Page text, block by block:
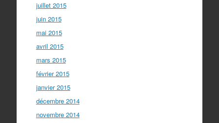
juillet 2015
juin 2015
mai 2015
avril 2015
mars 2015
février 2015
janvier 2015
décembre 2014
novembre 2014